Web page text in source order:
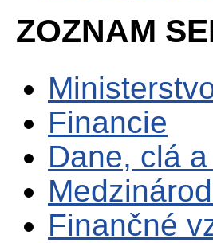
ZOZNAM
Financie
Dane, clá
Finančné